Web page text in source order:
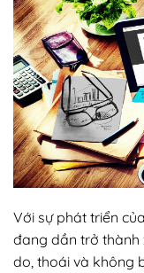
Với sự phát triển
đang dần trở thành
do, thoái và không